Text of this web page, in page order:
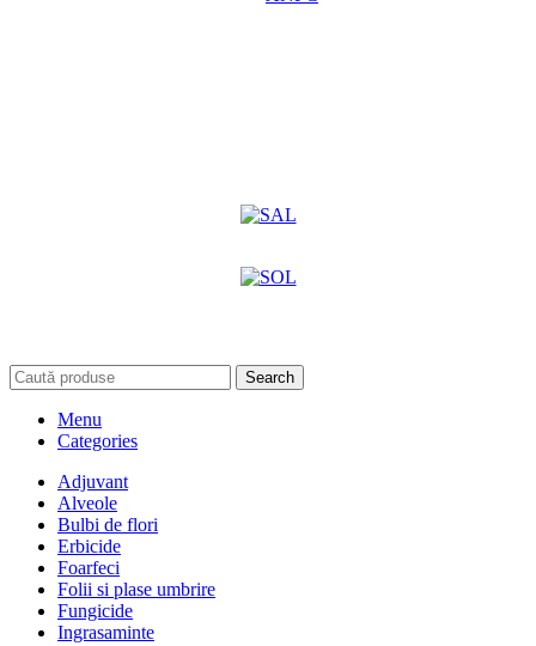
Search
Menu
Categories
Adjuvant
Alveole
Bulbi de flori
Erbicide
Foarfeci
Folii si plase umbrire
Fungicide
Ingrasaminte